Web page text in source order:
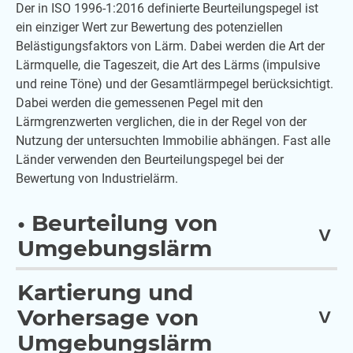
Der in ISO 1996-1:2016 definierte Beurteilungspegel ist
ein einziger Wert zur Bewertung des potenziellen
Belästigungsfaktors von Lärm. Dabei werden die Art der
Lärmquelle, die Tageszeit, die Art des Lärms (impulsive
und reine Töne) und der Gesamtlärmpegel berücksichtigt.
Dabei werden die gemessenen Pegel mit den
Lärmgrenzwerten verglichen, die in der Regel von der
Nutzung der untersuchten Immobilie abhängen. Fast alle
Länder verwenden den Beurteilungspegel bei der
Bewertung von Industrielärm.
• Beurteilung von
Umgebungslärm
Systemvorschlag
• Beurteilung von Umgebungslärm
• Beurteilung von
Kartierung und
Vorhersage von
Umgebungslärm